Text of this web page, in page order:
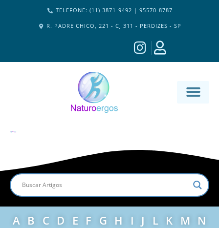
TELEFONE: (11) 3871-9492 | 95570-8787
R. PADRE CHICO, 221 - CJ 311 - PERDIZES - SP
A B C D E F G H I J L K M N